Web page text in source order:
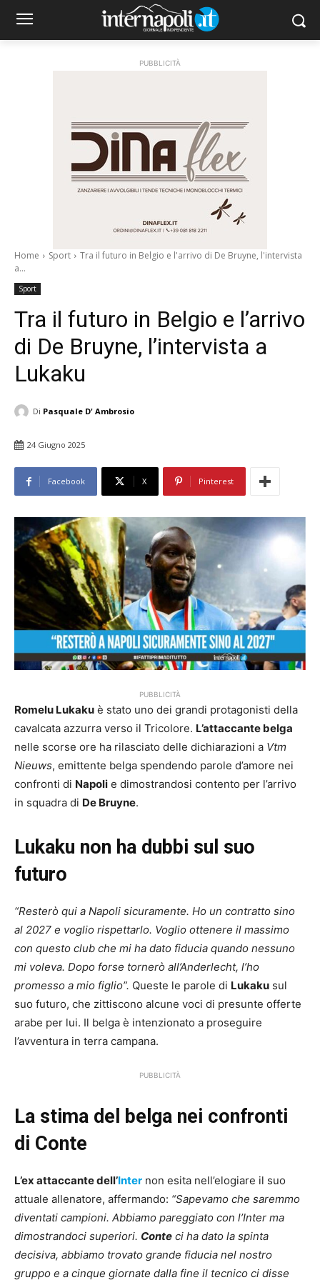
PUBBLICITÀ
Home Sport
Tra il futuro in Belgio e l'arrivo di De Bruyne, l'intervista
a...
Sport
Tra il futuro in Belgio e l’arrivo
di De Bruyne, l’intervista a
Lukaku
Di Pasquale D' Ambrosio
24 Giugno 2025
Facebook X Pinterest
PUBBLICITÀ
Romelu Lukaku è stato uno dei grandi protagonisti della
cavalcata azzurra verso il Tricolore. L’attaccante belga
nelle scorse ore ha rilasciato delle dichiarazioni a Vtm
Nieuws, emittente belga spendendo parole d’amore nei
confronti di Napoli e dimostrandosi contento per l’arrivo
in squadra di De Bruyne.
Lukaku non ha dubbi sul suo
futuro
“Resterò qui a Napoli sicuramente. Ho un contratto sino
al 2027 e voglio rispettarlo. Voglio ottenere il massimo
con questo club che mi ha dato fiducia quando nessuno
mi voleva. Dopo forse tornerò all’Anderlecht, l’ho
promesso a mio figlio”. Queste le parole di Lukaku sul
suo futuro, che zittiscono alcune voci di presunte offerte
arabe per lui. Il belga è intenzionato a proseguire
l’avventura in terra campana.
PUBBLICITÀ
La stima del belga nei confronti
di Conte
L’ex attaccante dell’Inter non esita nell’elogiare il suo
attuale allenatore, affermando: “Sapevamo che saremmo
diventati campioni. Abbiamo pareggiato con l’Inter ma
dimostrandoci superiori. Conte ci ha dato la spinta
decisiva, abbiamo trovato grande fiducia nel nostro
gruppo e a cinque giornate dalla fine il tecnico ci disse